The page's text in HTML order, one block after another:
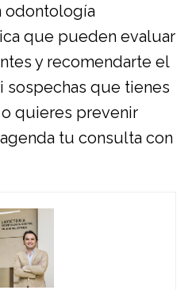
odontología
que pueden evaluar
y recomendarte el
sospechas que tienes
quieres prevenir
tu consulta con